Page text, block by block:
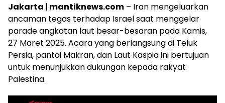
Jakarta | mantiknews.com – Iran mengeluarkan
ancaman tegas terhadap Israel saat menggelar
parade angkatan laut besar-besaran pada Kamis,
27 Maret 2025. Acara yang berlangsung di Teluk
Persia, pantai Makran, dan Laut Kaspia ini bertujuan
untuk menunjukkan dukungan kepada rakyat
Palestina.